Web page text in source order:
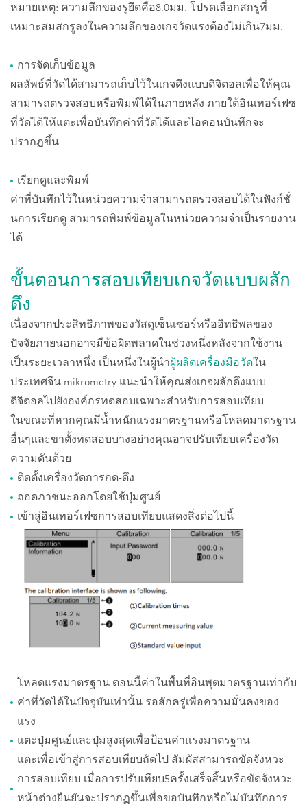
หมายเหตุ: ความลึกของรูยึดคือ8.0มม. โปรดเลือกสกรูที่
เหมาะสมสกรูลงในความลึกของเกจวัดแรงต้องไม่เกิน7มม.
การจัดเก็บข้อมูล
ผลลัพธ์ที่วัดได้สามารถเก็บไว้ในเกจดึงแบบดิจิตอลเพื่อให้คุณ
สามารถตรวจสอบหรือพิมพ์ได้ในภายหลัง ภายใต้อินเทอร์เฟซ
ที่วัดได้ให้แตะเพื่อบันทึกค่าที่วัดได้และไอคอนบันทึกจะ
ปรากฏขึ้น
เรียกดูและพิมพ์
ค่าที่บันทึกไว้ในหน่วยความจำสามารถตรวจสอบได้ในฟังก์ชั่
นการเรียกดู สามารถพิมพ์ข้อมูลในหน่วยความจำเป็นรายงาน
ได้
ขั้นตอนการสอบเทียบเกจวัดแบบผลัก
ดึง
เนื่องจากประสิทธิภาพของวัสดุเซ็นเซอร์หรืออิทธิพลของ
ปัจจัยภายนอกอาจมีข้อผิดพลาดในช่วงหนึ่งหลังจากใช้งาน
เป็นระยะเวลาหนึ่ง เป็นหนึ่งในผู้นำผู้ผลิตเครื่องมือวัด ใน
ประเทศจีน mikrometry แนะนำให้คุณส่งเกจผลักดึงแบบ
ดิจิตอลไปยังองค์กรทดสอบเฉพาะสำหรับการสอบเทียบ
ในขณะที่หากคุณมีน้ำหนักแรงมาตรฐานหรือโหลดมาตรฐาน
อื่นๆและขาตั้งทดสอบบางอย่างคุณอาจปรับเทียบเครื่องวัด
ความดันด้วย
ติดตั้งเครื่องวัดการกด-ดึง
ถอดภาชนะออกโดยใช้ปุ่มศูนย์
เข้าสู่อินเทอร์เฟซการสอบเทียบแสดงสิ่งต่อไปนี้
โหลดแรงมาตรฐาน ตอนนี้ค่าในพื้นที่อินพุตมาตรฐานเท่ากับ
ค่าที่วัดได้ในปัจจุบันเท่านั้น รอสักครู่เพื่อความมั่นคงของ
แรง
แตะปุ่มศูนย์และปุ่มสูงสุดเพื่อป้อนค่าแรงมาตรฐาน
แตะเพื่อเข้าสู่การสอบเทียบถัดไป สัมผัสสามารถขัดจังหวะ
การสอบเทียบ เมื่อการปรับเทียบ5ครั้งเสร็จสิ้นหรือขัดจังหวะ
หน้าต่างยืนยันจะปรากฏขึ้นเพื่อขอบันทึกหรือไม่บันทึกการ